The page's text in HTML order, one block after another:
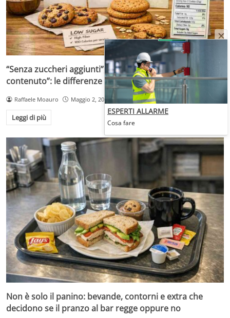
“Senza zuccheri aggiunti”, “senza zuccheri” o “a ridotto
contenuto”: le differenze che cambiano la scelta
Raffaele Moauro Maggio 2, 2026
Leggi di più
Non è solo il panino: bevande, contorni e extra che
decidono se il pranzo al bar regge oppure no
ESPERTI ALLARME
Cosa fare